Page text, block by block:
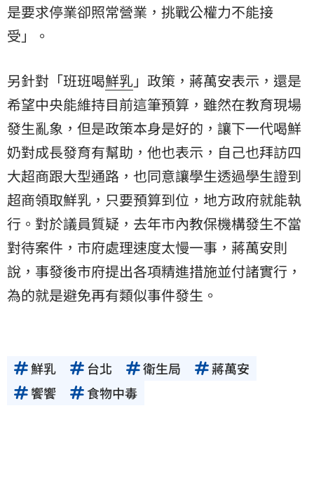
是要求停業卻照常營業，挑戰公權力不能接
受」。
另針對「班班喝鮮乳」政策，蔣萬安表示，還是
希望中央能維持目前這筆預算，雖然在教育現場
發生亂象，但是政策本身是好的，讓下一代喝鮮
奶對成長發育有幫助，他也表示，自己也拜訪四
大超商跟大型通路，也同意讓學生透過學生證到
超商領取鮮乳，只要預算到位，地方政府就能執
行。對於議員質疑，去年市內教保機構發生不當
對待案件，市府處理速度太慢一事，蔣萬安則
說，事發後市府提出各項精進措施並付諸實行，
為的就是避免再有類似事件發生。
鮮乳 台北 衛生局
蔣萬安
饗饗
食物中毒